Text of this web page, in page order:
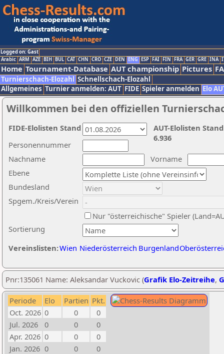
Logged on: Gast
Arabic ARM AZE BIH BUL CAT CHN CRO CZE DEN ENG ESP FAI FIN FRA GER GRE INA
Home Tournament-Database AUT championship Pictures
Turnierschach-Elozahl Schnellschach-Elozahl
Allgemeines Turnier anmelden: AUT FIDE Spieler anmelden Elo
Willkommen bei den offiziellen
Nachname
Vorname
Ebene
Sortierung
Personennummer
Bundesland
Spgem./Kreis/Verein
Nur "österreichische" Spieler
Vereinslisten:Wien Niederösterreich Burgenland
AUT-Elolisten
6.936
FIDE-Elolisten Stand
Pnr:135061 Name: Aleksandar Vuckovic (Grafik Elo-Zeitreihe,
Periode Elo Partien Pkt.
Oct. 2026 0 0
0
Jul. 2026
0 0
0
Apr. 2026 0 0
0
Jan. 2026 0 0
0